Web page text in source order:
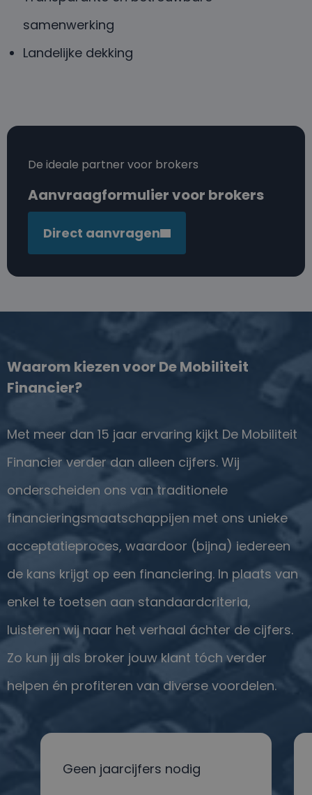
samenwerking
Landelijke dekking
De ideale partner voor brokers
Aanvraagformulier voor brokers
Direct aanvragen
Waarom kiezen voor De Mobiliteit
Financier?
Met meer dan 15 jaar ervaring kijkt De Mobiliteit
Financier verder dan alleen cijfers. Wij
onderscheiden ons van traditionele
financieringsmaatschappijen met ons unieke
acceptatieproces, waardoor (bijna) iedereen
de kans krijgt op een financiering. In plaats van
enkel te toetsen aan standaardcriteria,
luisteren wij naar het verhaal áchter de cijfers.
Zo kun jij als broker jouw klant tóch verder
helpen én profiteren van diverse voordelen.
Geen jaarcijfers nodig